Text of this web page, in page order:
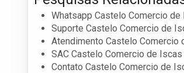
Whatsapp Castelo Comercio de
Suporte Castelo Comercio de
Atendimento Castelo Comercio
SAC Castelo Comercio de
Contato Castelo Comercio de